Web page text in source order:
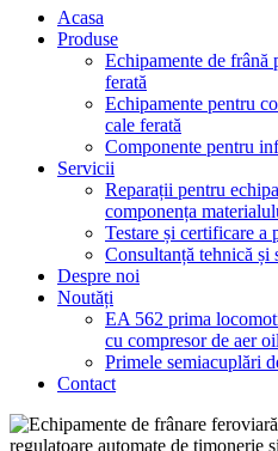
Acasa
Produse
Echipamente de frână
ferată
Echipamente pentru
cale ferată
Componente pentru
Servicii
Reparații pentru
componența
Testare și certificare a
Consultanță tehnică și
Despre noi
Noutăți
EA 562 prima
cu compresor de aer
Primele semiacuplări
Contact